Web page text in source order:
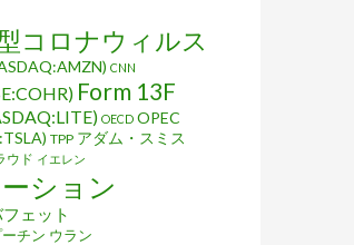
コロナウィルス
CNN
Form 13F
OECD OPEC
TPP アダム・スミス
ウド イエレン
ション
ェット
チン ウラン